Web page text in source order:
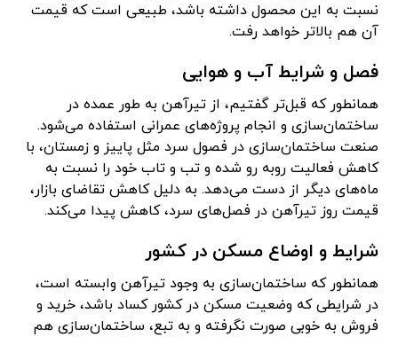
نسبت به این محصول داشته باشد، طبیعی است که قیمت
آن هم بالاتر خواهد رفت.
فصل و شرایط آب و هوایی
همانطور که قبل‌تر گفتیم، از تیرآهن به طور عمده در
ساختمان‌سازی و انجام پروژه‌های عمرانی استفاده می‌شود.
صنعت ساختمان‌سازی در فصول سرد مثل پاییز و زمستان، با
کاهش فعالیت روبه رو شده و تب و تاب خود را نسبت به
ماه‌های دیگر از دست می‌دهد. به دلیل کاهش تقاضای بازار،
قیمت روز تیرآهن در فصل‌های سرد، کاهش پیدا می‌کند.
شرایط و اوضاع مسکن در کشور
همانطور که ساختمان‌سازی به وجود تیرآهن وابسته است،
در شرایطی که وضعیت مسکن در کشور کساد باشد، خرید و
فروش به خوبی صورت نگرفته و به تبع، ساختمان‌سازی هم